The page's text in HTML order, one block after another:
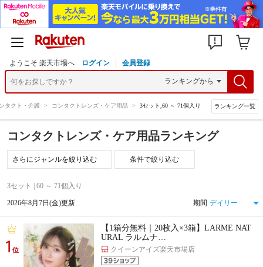
ようこそ 楽天市場へ ログイン 会員登録
タクト・介護 > コンタクトレンズ・ケア用品 > 3セット,60 ～ 71個入り ランキング一覧
コンタクトレンズ・ケア用品ランキング
条件で絞り込む
3セット | 60 ～ 71個入り
2026年8月7日(金)更新 期間
1位
【1箱分無料｜20枚入×3箱】LARME NAT
URAL ラルムナ…
クイーンアイズ楽天市場店